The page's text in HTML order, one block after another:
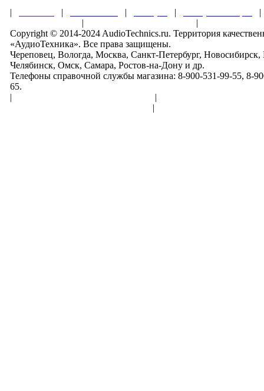
| | | |
|
|
Copyright © 2014-2024 AudioTechnics.ru. Территория
«АудиоТехника». Все права защищены.
Череповец, Вологда, Москва, Санкт-Петербург,
Челябинск, Омск, Самара, Ростов-на-Дону и др.
Телефоны справочной службы магазина: 8-900-531-99-55, 8-
65.
|
|
|